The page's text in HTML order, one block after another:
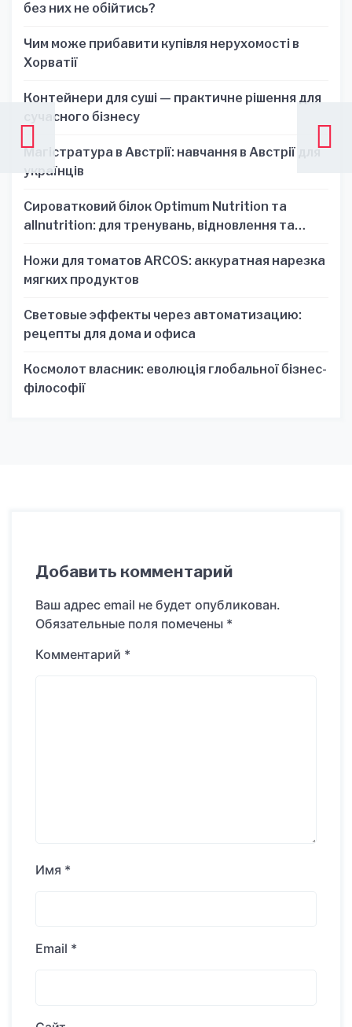
без них не обійтись?
Чим може прибавити купівля нерухомості в
Хорватії
Контейнери для суші — практичне рішення для
сучасного бізнесу
Магістратура в Австрії: навчання в Австрії для
українців
Сироватковий білок Optimum Nutrition та
allnutrition: для тренувань, відновлення та
Ножи для томатов ARCOS: аккуратная нарезка
мягких продуктов
Световые эффекты через автоматизацию:
рецепты для дома и офиса
Космолот власник: еволюція глобальної бізнес-
філософії
Добавить комментарий
Ваш адрес email не будет опубликован.
Обязательные поля помечены *
Комментарий *
Имя *
Email *